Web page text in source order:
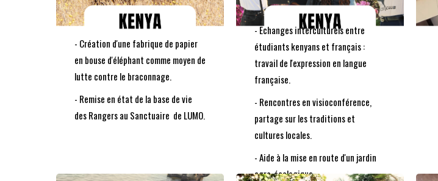
- Création d'une fabrique de papier
en bouse d'éléphant comme moyen de
lutte contre le braconnage.
- Remise en état de la base de vie
des Rangers au Sanctuaire de LUMO.
DÉCOUVREZ
LE PROJET
- Echanges interculturels entre
étudiants kenyans et français :
travail de l'expression en langue
française.
- Rencontres en visioconférence,
partage sur les traditions et
cultures locales.
- Aide à la mise en route d'un jardin
agro-écologique.
DÉCOUVREZ
LE PROJET